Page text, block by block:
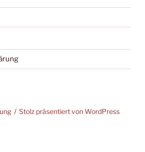
Stolz präsentiert von WordPress